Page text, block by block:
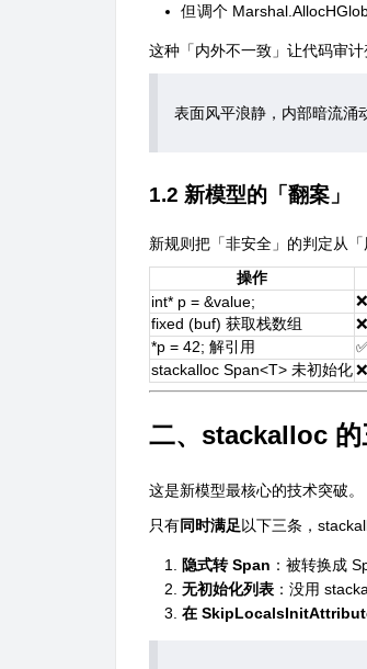
但调个
这种「内外不一致」让代码审计
表面风平浪静，内部暗流涌
1.2 新模型的「翻案」
新规则把「非安全」的判定从
操作
int* p = &value;
fixed (buf) 获取栈数组
*p = 42; 解引用
stackalloc Span<T> 未初始化
二、stackalloc 的
这是新模型最核心的技术突破。
只有同时满足以下三条，
隐式转 Span ：被转换成
无初始化列表 ：没用
在